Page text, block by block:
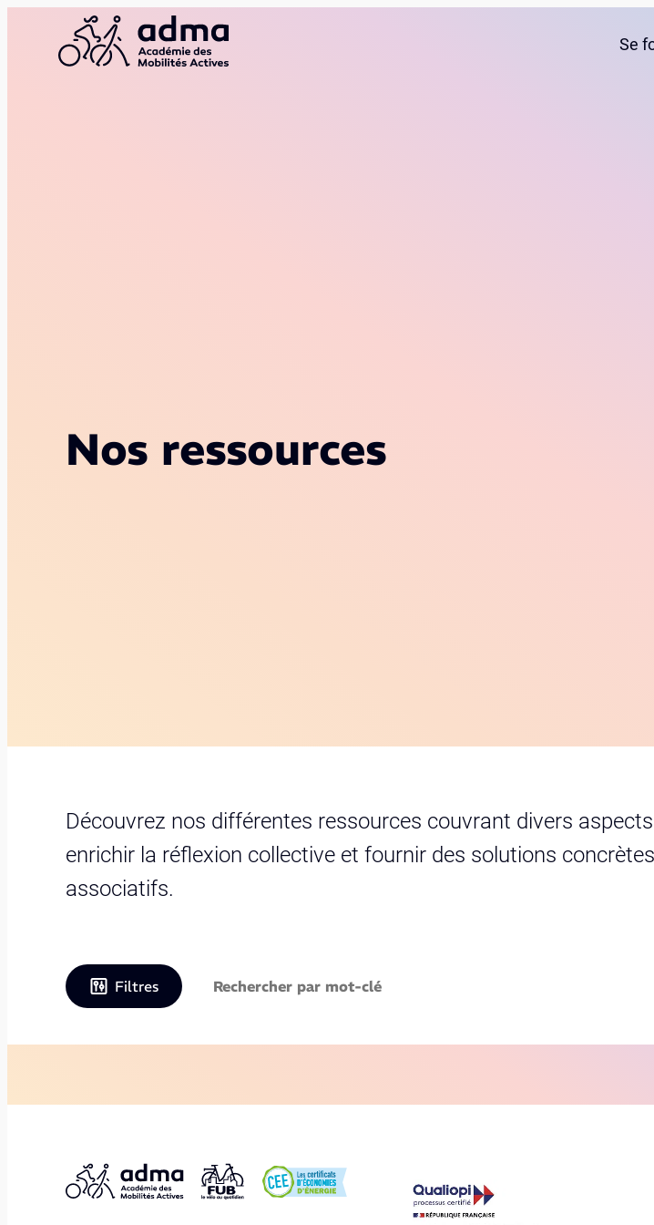
Se
Nos ressources
Découvrez nos différentes ressources couvrant divers
enrichir la réflexion collective et fournir des solutions
associatifs.
Filtres